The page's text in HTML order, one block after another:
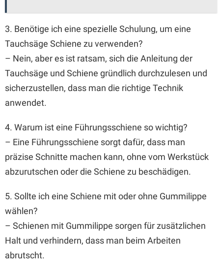
3. Benötige ich eine spezielle Schulung, um eine
Tauchsäge Schiene zu verwenden?
– Nein, aber es ist ratsam, sich die Anleitung der
Tauchsäge und Schiene gründlich durchzulesen und
sicherzustellen, dass man die richtige Technik
anwendet.
4. Warum ist eine Führungsschiene so wichtig?
– Eine Führungsschiene sorgt dafür, dass man
präzise Schnitte machen kann, ohne vom Werkstück
abzurutschen oder die Schiene zu beschädigen.
5. Sollte ich eine Schiene mit oder ohne Gummilippe
wählen?
– Schienen mit Gummilippe sorgen für zusätzlichen
Halt und verhindern, dass man beim Arbeiten
abrutscht.